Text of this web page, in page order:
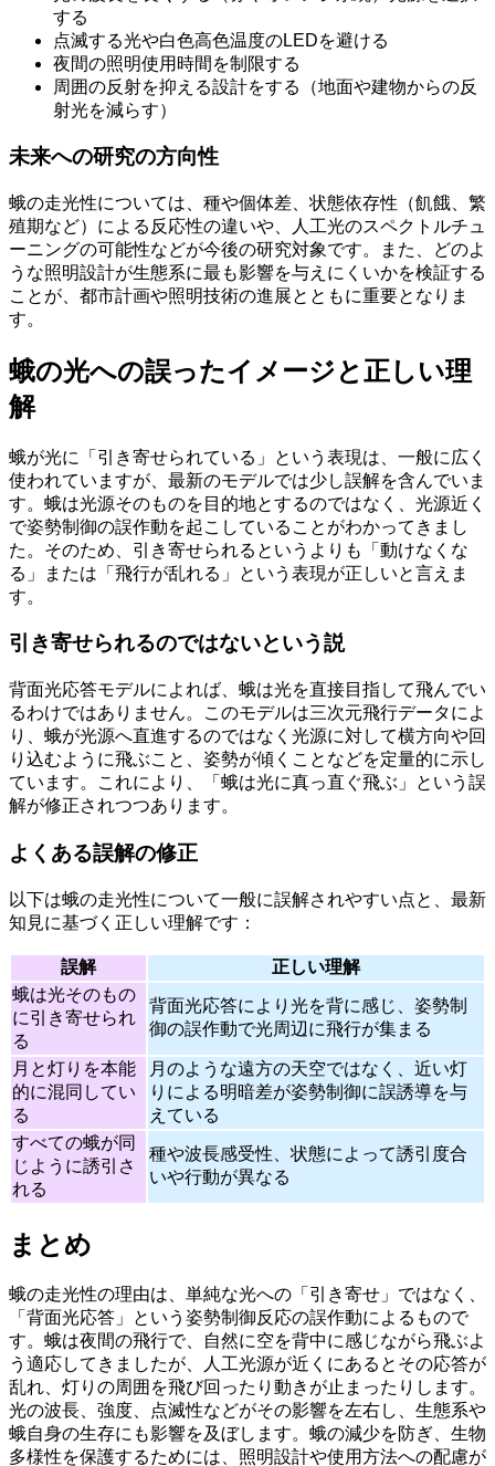
する
点滅する光や白色高色温度のLEDを避ける
夜間の照明使用時間を制限する
周囲の反射を抑える設計をする（地面や建物からの反
射光を減らす）
未来への研究の方向性
蛾の走光性については、種や個体差、状態依存性（飢餓、繁
殖期など）による反応性の違いや、人工光のスペクトルチュ
ーニングの可能性などが今後の研究対象です。また、どのよ
うな照明設計が生態系に最も影響を与えにくいかを検証する
ことが、都市計画や照明技術の進展とともに重要となりま
す。
蛾の光への誤ったイメージと正しい理
解
蛾が光に「引き寄せられている」という表現は、一般に広く
使われていますが、最新のモデルでは少し誤解を含んでいま
す。蛾は光源そのものを目的地とするのではなく、光源近く
で姿勢制御の誤作動を起こしていることがわかってきまし
た。そのため、引き寄せられるというよりも「動けなくな
る」または「飛行が乱れる」という表現が正しいと言えま
す。
引き寄せられるのではないという説
背面光応答モデルによれば、蛾は光を直接目指して飛んでい
るわけではありません。このモデルは三次元飛行データによ
り、蛾が光源へ直進するのではなく光源に対して横方向や回
り込むように飛ぶこと、姿勢が傾くことなどを定量的に示し
ています。これにより、「蛾は光に真っ直ぐ飛ぶ」という誤
解が修正されつつあります。
よくある誤解の修正
以下は蛾の走光性について一般に誤解されやすい点と、最新
知見に基づく正しい理解です：
誤解
正しい理解
蛾は光そのもの
に引き寄せられ
る
背面光応答により光を背に感じ、姿勢制
御の誤作動で光周辺に飛行が集まる
月と灯りを本能
的に混同してい
る
月のような遠方の天空ではなく、近い灯
りによる明暗差が姿勢制御に誤誘導を与
えている
すべての蛾が同
じように誘引さ
れる
種や波長感受性、状態によって誘引度合
いや行動が異なる
まとめ
蛾の走光性の理由は、単純な光への「引き寄せ」ではなく、
「背面光応答」という姿勢制御反応の誤作動によるもので
す。蛾は夜間の飛行で、自然に空を背中に感じながら飛ぶよ
う適応してきましたが、人工光源が近くにあるとその応答が
乱れ、灯りの周囲を飛び回ったり動きが止まったりします。
光の波長、強度、点滅性などがその影響を左右し、生態系や
蛾自身の生存にも影響を及ぼします。蛾の減少を防ぎ、生物
多様性を保護するためには、照明設計や使用方法への配慮が